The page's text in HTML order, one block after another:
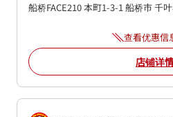
船桥FACE210本町1-3-1船桥市千
查看优惠信
店铺详